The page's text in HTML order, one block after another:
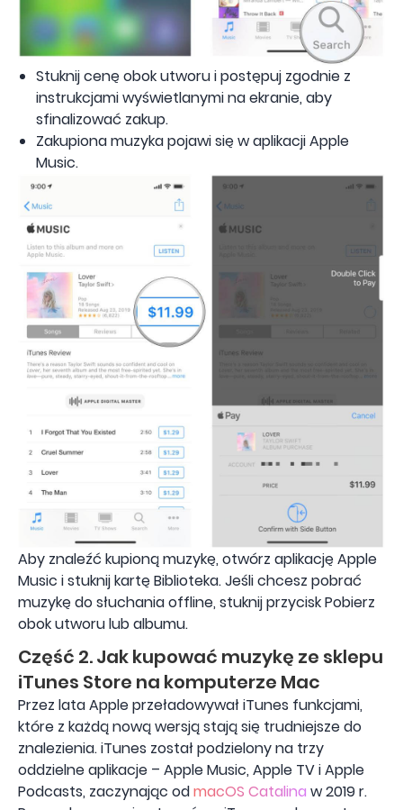
Stuknij cenę obok utworu i postępuj zgodnie z
instrukcjami wyświetlanymi na ekranie, aby
sfinalizować zakup.
Zakupiona muzyka pojawi się w aplikacji Apple
Music.
Aby znaleźć kupioną muzykę, otwórz aplikację Apple
Music i stuknij kartę Biblioteka. Jeśli chcesz pobrać
muzykę do słuchania offline, stuknij przycisk Pobierz
obok utworu lub albumu.
Część 2. Jak kupować muzykę ze sklepu
iTunes Store na komputerze Mac
Przez lata Apple przeładowywał iTunes funkcjami,
które z każdą nową wersją stają się trudniejsze do
znalezienia. iTunes został podzielony na trzy
oddzielne aplikacje – Apple Music, Apple TV i Apple
Podcasts, zaczynając odmacOS Catalina w 2019 r.